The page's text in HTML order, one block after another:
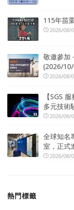
115年苗
2026/08/
敬邀參加
(2026/
2026/08/
【SGS
多元技術
2026/08/
全球知名
室，正式
2026/08/
熱門標籤